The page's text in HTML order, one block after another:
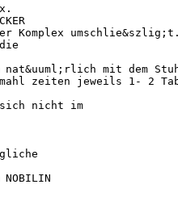
Komplex umschlie&szlig;t.
mit dem
zeiten jeweils 1- 2
nicht im